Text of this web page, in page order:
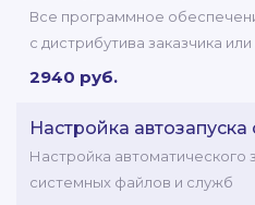
Все программное
с дистрибутива заказчика
2940 руб.
Настройка автозапуска
Настройка автоматического
системных файлов и служб